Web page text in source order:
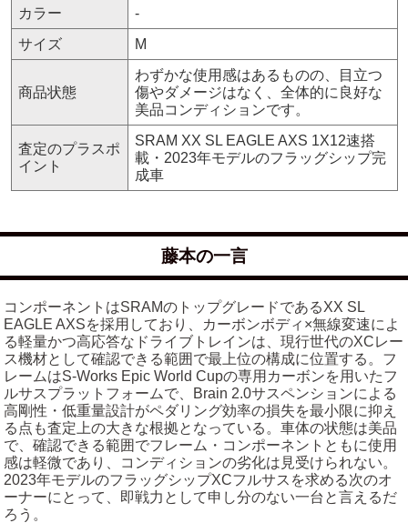
カラー
-
サイズ
M
商品状態
わずかな使用感はあるものの、目立つ
傷やダメージはなく、全体的に良好な
美品コンディションです。
査定のプラスポ
イント
SRAM XX SL EAGLE AXS 1X12速搭
載・2023年モデルのフラッグシップ完
成車
藤本の一言
コンポーネントはSRAMのトップグレードであるXX SL
EAGLE AXSを採用しており、カーボンボディ×無線変速によ
る軽量かつ高応答なドライブトレインは、現行世代のXCレー
ス機材として確認できる範囲で最上位の構成に位置する。フ
レームはS-Works Epic World Cupの専用カーボンを用いたフ
ルサスプラットフォームで、Brain 2.0サスペンションによる
高剛性・低重量設計がペダリング効率の損失を最小限に抑え
る点も査定上の大きな根拠となっている。車体の状態は美品
で、確認できる範囲でフレーム・コンポーネントともに使用
感は軽微であり、コンディションの劣化は見受けられない。
2023年モデルのフラッグシップXCフルサスを求める次のオ
ーナーにとって、即戦力として申し分のない一台と言えるだ
ろう。